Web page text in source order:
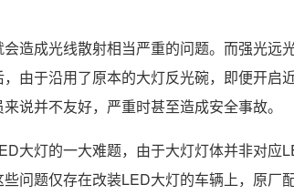
造成光线散射相当严重的问题。而强光
由于沿用了原本的大灯反光碗，即便开
说并不友好，严重时甚至造成安全事故。
大灯的一大难题，由于大灯灯体并非对
问题仅存在改装LED大灯的车辆上，原厂